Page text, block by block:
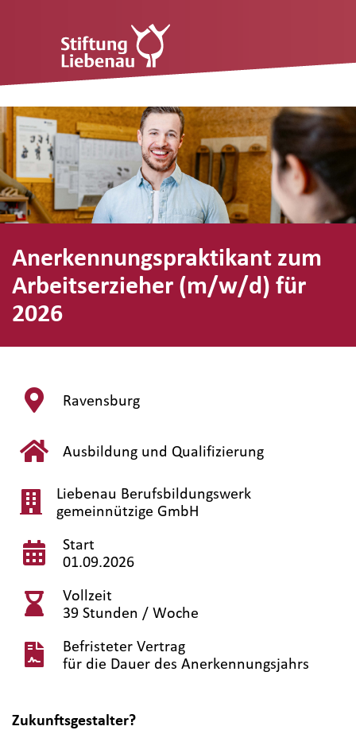
Anerkennungspraktikant zum
Arbeitserzieher (m/w/d) für
2026
Ravensburg
Ausbildung und Qualifizierung
Liebenau Berufsbildungswerk
gemeinnützige GmbH
Start
01.09.2026
Vollzeit
39 Stunden / Woche
Befristeter Vertrag
für die Dauer des Anerkennungsjahrs
Zukunftsgestalter?